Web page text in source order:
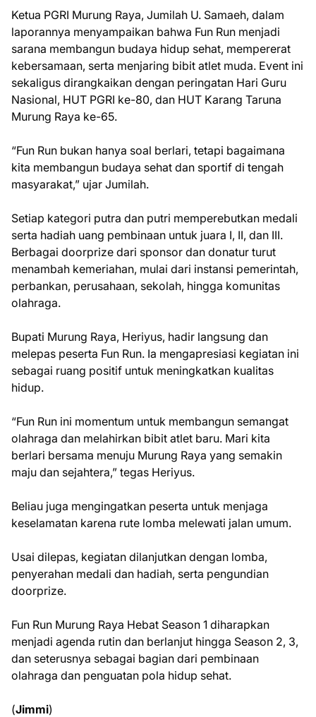
Ketua PGRI Murung Raya, Jumilah U. Samaeh, dalam
laporannya menyampaikan bahwa Fun Run menjadi
sarana membangun budaya hidup sehat, mempererat
kebersamaan, serta menjaring bibit atlet muda. Event ini
sekaligus dirangkaikan dengan peringatan Hari Guru
Nasional, HUT PGRI ke-80, dan HUT Karang Taruna
Murung Raya ke-65.
“Fun Run bukan hanya soal berlari, tetapi bagaimana
kita membangun budaya sehat dan sportif di tengah
masyarakat,” ujar Jumilah.
Setiap kategori putra dan putri memperebutkan medali
serta hadiah uang pembinaan untuk juara I, II, dan III.
Berbagai doorprize dari sponsor dan donatur turut
menambah kemeriahan, mulai dari instansi pemerintah,
perbankan, perusahaan, sekolah, hingga komunitas
olahraga.
Bupati Murung Raya, Heriyus, hadir langsung dan
melepas peserta Fun Run. Ia mengapresiasi kegiatan ini
sebagai ruang positif untuk meningkatkan kualitas
hidup.
“Fun Run ini momentum untuk membangun semangat
olahraga dan melahirkan bibit atlet baru. Mari kita
berlari bersama menuju Murung Raya yang semakin
maju dan sejahtera,” tegas Heriyus.
Beliau juga mengingatkan peserta untuk menjaga
keselamatan karena rute lomba melewati jalan umum.
Usai dilepas, kegiatan dilanjutkan dengan lomba,
penyerahan medali dan hadiah, serta pengundian
doorprize.
Fun Run Murung Raya Hebat Season 1 diharapkan
menjadi agenda rutin dan berlanjut hingga Season 2, 3,
dan seterusnya sebagai bagian dari pembinaan
olahraga dan penguatan pola hidup sehat.
(Jimmi)